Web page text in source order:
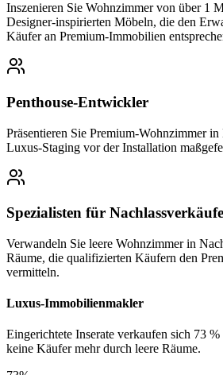
Inszenieren Sie Wohnzimmer von über 1
Designer-inspirierten Möbeln, die den
Käufer an Premium-Immobilien
Penthouse-Entwickler
Präsentieren Sie Premium-Wohnzimmer
Luxus-Staging vor der Installation
Spezialisten für Nachlassverkäufe
Verwandeln Sie leere Wohnzimmer in
Räume, die qualifizierten Käufern den
vermitteln.
Luxus-Immobilienmakler
Eingerichtete Inserate verkaufen sich 73
keine Käufer mehr durch leere Räume.